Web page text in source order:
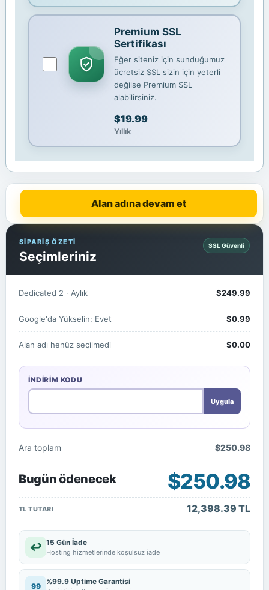
Premium SSL
Sertifikası
Eğer siteniz için sunduğumuz
ücretsiz SSL sizin için yeterli
değilse Premium SSL
alabilirsiniz.
$19.99
Yıllık
Alan adına devam et
SİPARİŞ ÖZETİ
Seçimleriniz
SSL Güvenli
Dedicated 2 · Aylık $249.99
Google'da Yükselin: Evet $0.99
Alan adı henüz seçilmedi $0.00
İNDIRIM KODU
Uygula
Ara toplam $250.98
Bugün ödenecek $250.98
TL TUTARI 12,398.39 TL
↩ 15 Gün İade
Hosting hizmetlerinde koşulsuz iade
99
%99.9 Uptime Garantisi